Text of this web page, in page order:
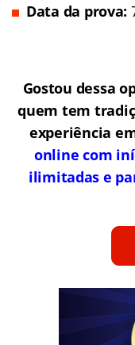
Data da prova:
Gostou dessa
quem tem
experiência
online com
ilimitadas e